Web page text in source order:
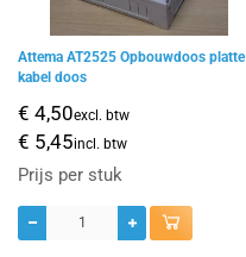
Attema AT2525 Opbouwdoos platte
kabel doos
€ 4,50excl. btw
€ 5,45incl. btw
Prijs per stuk